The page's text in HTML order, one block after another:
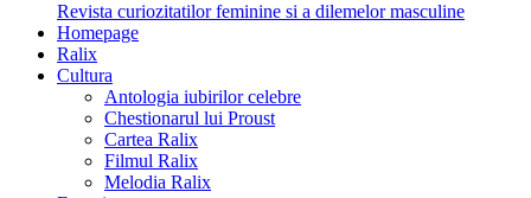
Revista curiozitatilor feminine si a dilemelor masculine
Homepage
Ralix
Cultura
Antologia iubirilor celebre
Chestionarul lui Proust
Cartea Ralix
Filmul Ralix
Melodia Ralix